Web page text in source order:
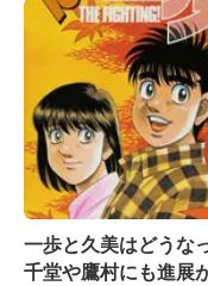
一歩と久美はどうな
千堂や鷹村にも進展